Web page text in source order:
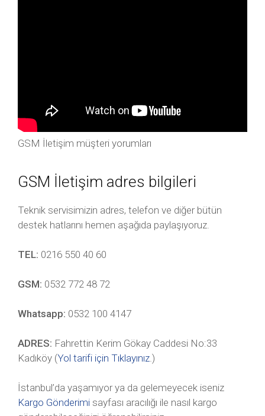
GSM İletişim müşteri yorumları
GSM İletişim adres bilgileri
Teknik servisimizin adres, telefon ve diğer bütün
destek hatlarını hemen aşağıda paylaşıyoruz.
TEL: 0216 550 40 60
GSM: 0532 772 48 72
Whatsapp: 0532 100 4147
ADRES: Fahrettin Kerim Gökay Caddesi No:33
Kadıköy (Yol tarifi için Tıklayınız.)
İstanbul’da yaşamıyor ya da gelemeyecek iseniz
Kargo Gönderimi sayfası aracılığı ile nasıl kargo